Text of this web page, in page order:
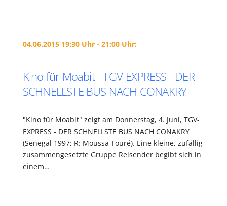
04.06.2015 19:30 Uhr - 21:00 Uhr:
Kino für Moabit - TGV-EXPRESS - DER
SCHNELLSTE BUS NACH CONAKRY
"Kino für Moabit" zeigt am Donnerstag, 4. Juni, TGV-
EXPRESS - DER SCHNELLSTE BUS NACH CONAKRY
(Senegal 1997; R: Moussa Touré). Eine kleine, zufällig
zusammengesetzte Gruppe Reisender begibt sich in
einem…